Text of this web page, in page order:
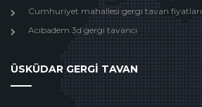
Cumhuriyet mahallesi gergi tavan fiyatları
Acıbadem 3d gergi tavancı
ÜSKÜDAR GERGİ TAVAN